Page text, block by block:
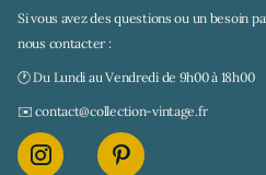
Si vous avez des questions ou un besoin
nous contacter :
🕐 Du Lundi au Vendredi de 9h00 à 18h00
✉️ contact@collection-vintage.fr